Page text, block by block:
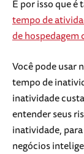
É por isso que
tempo de
de hospedagem
Você pode usar
tempo de
inatividade
entender seus
inatividade,
negócios